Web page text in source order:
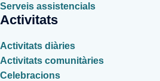
Serveis assistencials
Activitats
Activitats diàries
Activitats comunitàries
Celebracions